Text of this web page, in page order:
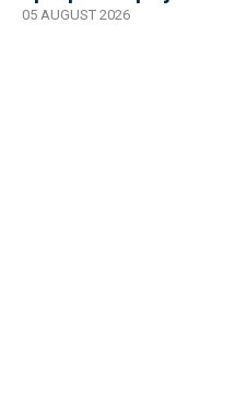
05 AUGUST 2026